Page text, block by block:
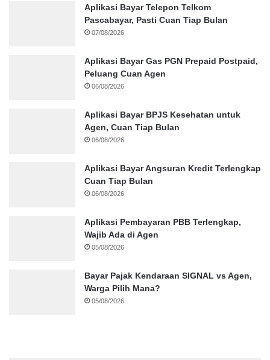
Aplikasi Bayar Telepon Telkom
Pascabayar, Pasti Cuan Tiap Bulan
07/08/2026
Aplikasi Bayar Gas PGN Prepaid Postpaid,
Peluang Cuan Agen
06/08/2026
Aplikasi Bayar BPJS Kesehatan untuk
Agen, Cuan Tiap Bulan
06/08/2026
Aplikasi Bayar Angsuran Kredit Terlengkap
Cuan Tiap Bulan
06/08/2026
Aplikasi Pembayaran PBB Terlengkap,
Wajib Ada di Agen
05/08/2026
Bayar Pajak Kendaraan SIGNAL vs Agen,
Warga Pilih Mana?
05/08/2026